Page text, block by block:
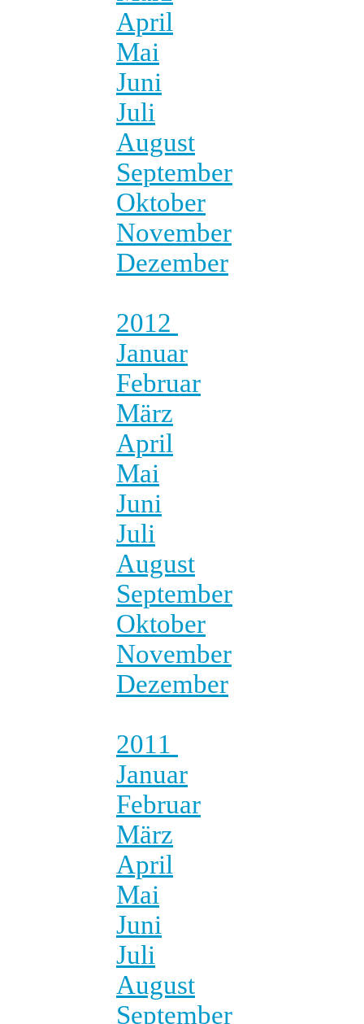
April
Mai
Juni
Juli
August
September
Oktober
November
Dezember
2012
Januar
Februar
März
April
Mai
Juni
Juli
August
September
Oktober
November
Dezember
2011
Januar
Februar
März
April
Mai
Juni
Juli
August
September